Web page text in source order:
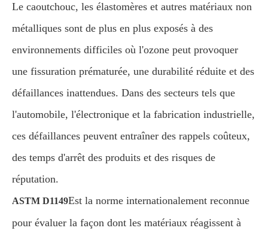
Le caoutchouc, les élastomères et autres matériaux non
métalliques sont de plus en plus exposés à des
environnements difficiles où l'ozone peut provoquer
une fissuration prématurée, une durabilité réduite et des
défaillances inattendues. Dans des secteurs tels que
l'automobile, l'électronique et la fabrication industrielle,
ces défaillances peuvent entraîner des rappels coûteux,
des temps d'arrêt des produits et des risques de
réputation.
ASTM D1149Est la norme internationalement reconnue
pour évaluer la façon dont les matériaux réagissent à